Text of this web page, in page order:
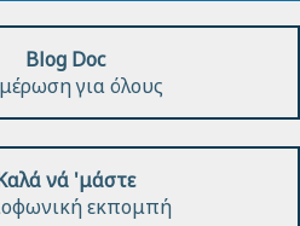
Blog Doc
για όλους
νά 'μάστε
εκπομπή